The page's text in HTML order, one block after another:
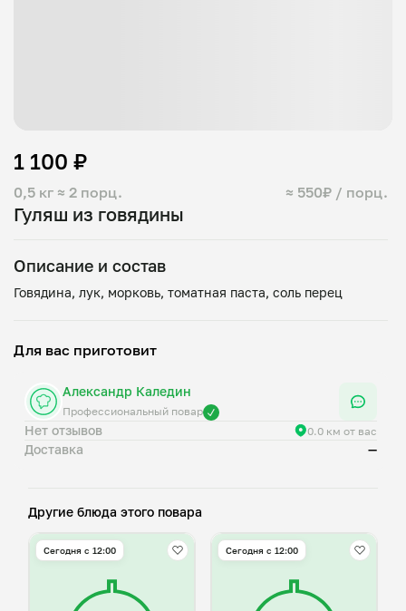
Гуляш из говядины
0,5 кг ≈ 2 порц. ≈ 550₽ / порц.
1 100 ₽
Описание и состав
Для вас приготовит
Александр Каледин
Профессиональный повар
Нет отзывов 0.0 км от вас
Доставка —
Другие блюда этого повара
Сегодня с 12:00 Сегодня с 12:00